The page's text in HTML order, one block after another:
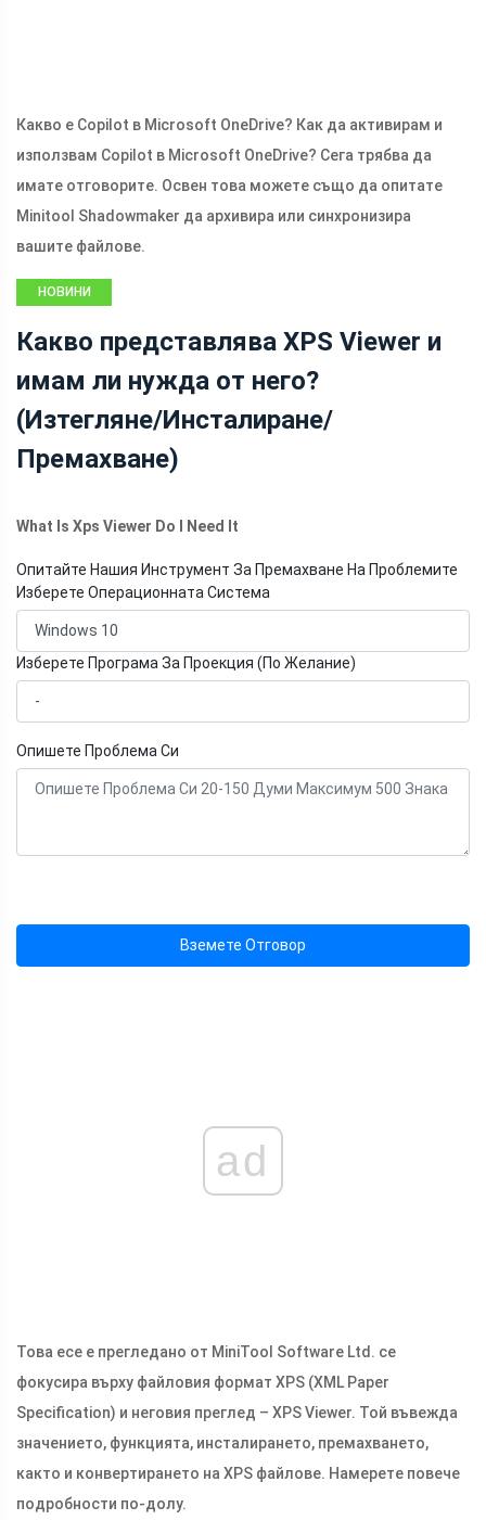
Какво е Copilot в Microsoft OneDrive? Как да активирам и
използвам Copilot в Microsoft OneDrive? Сега трябва да
имате отговорите. Освен това можете също да опитате
Minitool Shadowmaker да архивира или синхронизира
вашите файлове.
НОВИНИ
Какво представлява XPS Viewer и
имам ли нужда от него?
(Изтегляне/Инсталиране/
Премахване)
What Is Xps Viewer Do I Need It
Опитайте Нашия Инструмент За Премахване На Проблемите
Изберете Операционната Система
Изберете Програма За Проекция (По Желание)
Опишете Проблема Си
Вземете Отговор
ad
Това есе е прегледано от MiniTool Software Ltd. се
фокусира върху файловия формат XPS (XML Paper
Specification) и неговия преглед – XPS Viewer. Той въвежда
значението, функцията, инсталирането, премахването,
както и конвертирането на XPS файлове. Намерете повече
подробности по-долу.